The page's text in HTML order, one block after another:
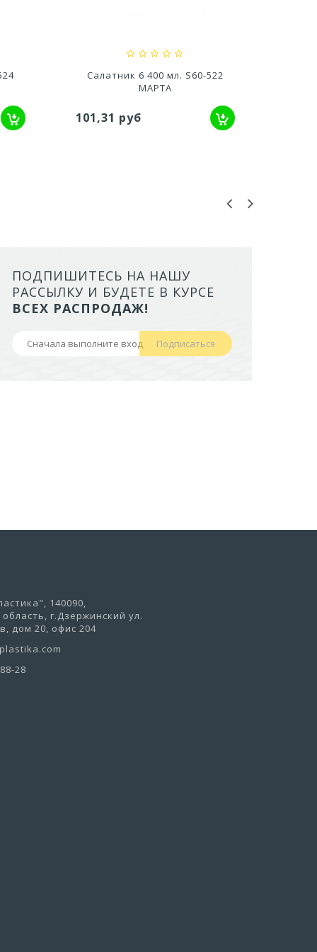
Салатник 4,5 220 мл. S45-520
МАРТА
67,85 руб
ЛОТОК ALTA ДЛЯ КОШЕК
БОРТАМИ И СЕТКОЙ НА
НОЖКАХ)
ПОДПИШИТЕСЬ НА НАШУ
РАССЫЛКУ И БУДЕТЕ В КУРСЕ
ВСЕХ РАСПРОДАЖ!
Подписаться
140090,
г.Дзержинский ул.
дом 20, офис 204
28